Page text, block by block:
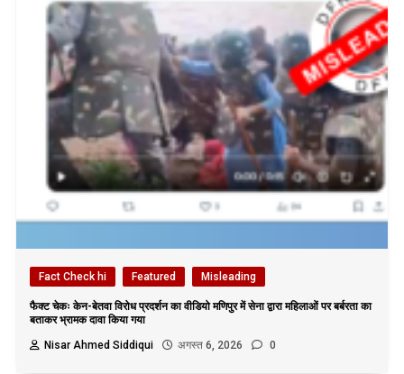
Fact Check hi Featured Misleading
फैक्ट चेकः केन-बेतवा विरोध प्रदर्शन का वीडियो मणिपुर में सेना द्वारा महिलाओं पर बर्बरता का
बताकर भ्रामक दावा किया गया
Nisar Ahmed Siddiqui
अगस्त 6, 2026 0